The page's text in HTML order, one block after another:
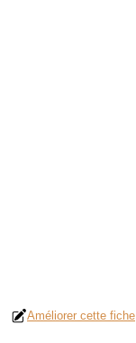
Améliorer cette fiche